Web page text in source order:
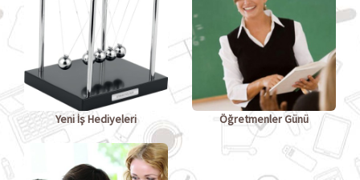
Yeni İş Hediyeleri Öğretmenler Günü